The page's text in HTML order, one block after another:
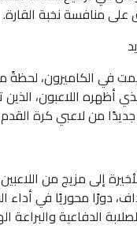
منافسة نخبة القارة.
الأفريقية 2021، التي
أظهره اللاعبون،
إلى مزيج من
دورًا محوريًا في أداء
الدفاعية والبراعة